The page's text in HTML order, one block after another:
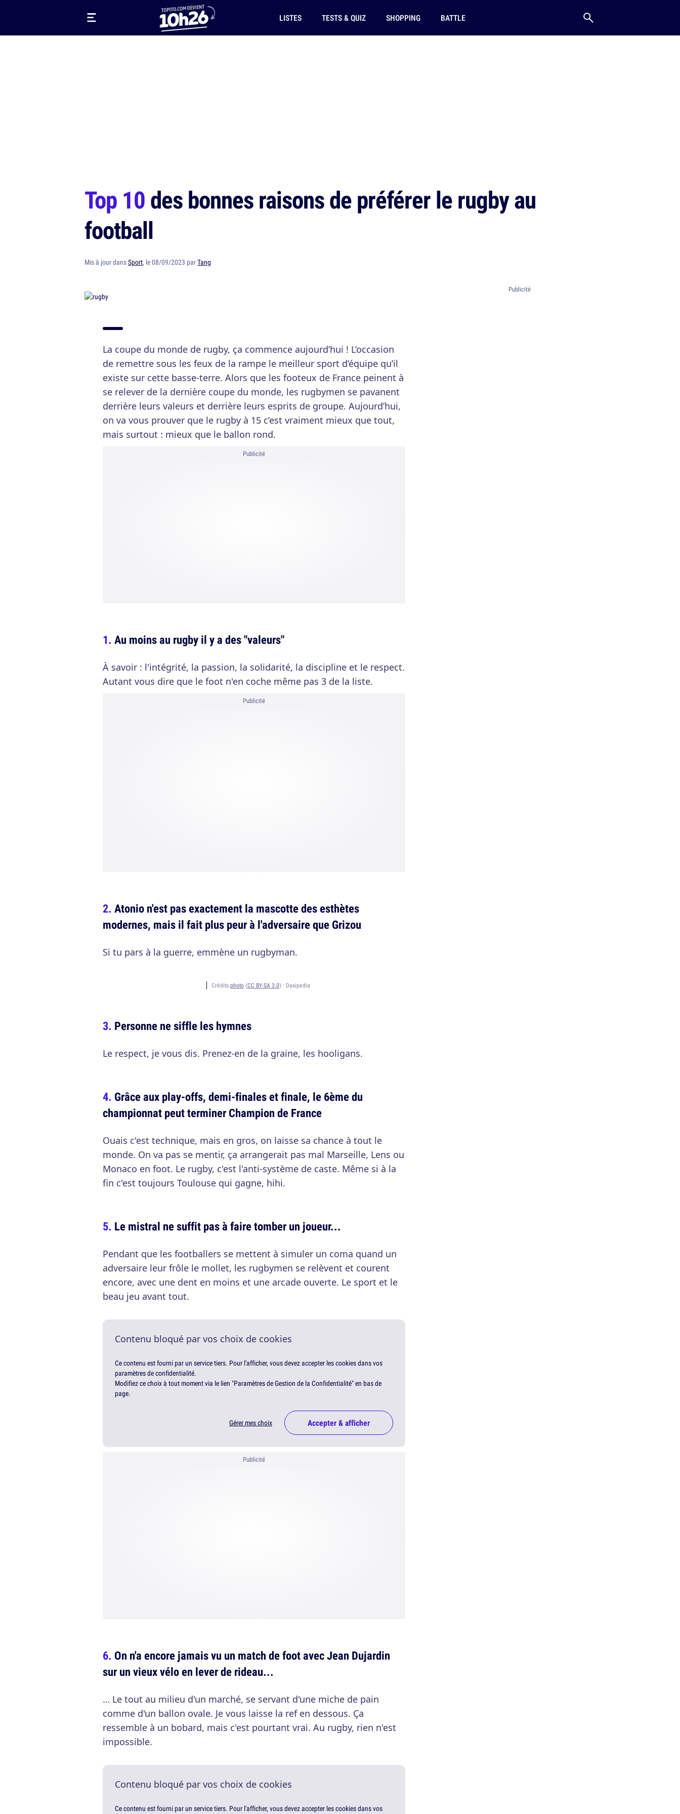
LISTES TESTS & QUIZ SHOPPING BATTLE
Top 10des bonnes raisons de préférer le rugby au
football
Mis à jour dansSport, le 08/09/2023 parTang
La coupe du monde de rugby, ça commence aujourd’hui ! L’occasion
de remettre sous les feux de la rampe le meilleur sport d’équipe qu’il
existe sur cette basse-terre. Alors que les footeux de France peinent à
se relever de la dernière coupe du monde, les rugbymen se pavanent
derrière leurs valeurs et derrière leurs esprits de groupe. Aujourd’hui,
on va vous prouver que le rugby à 15 c’est vraiment mieux que tout,
mais surtout : mieux que le ballon rond.
Publicité
Au moins au rugby il y a des "valeurs"
À savoir : l'intégrité, la passion, la solidarité, la discipline et le respect.
Autant vous dire que le foot n'en coche même pas 3 de la liste.
Publicité
Atonio n'est pas exactement la mascotte des esthètes
modernes, mais il fait plus peur à l'adversaire que Grizou
Si tu pars à la guerre, emmène un rugbyman.
Crédits photo(CC BY-SA 3.0) : Daxipedia
Personne ne siffle les hymnes
Le respect, je vous dis. Prenez-en de la graine, les hooligans.
Grâce aux play-offs, demi-finales et finale, le 6ème du
championnat peut terminer Champion de France
Ouais c'est technique, mais en gros, on laisse sa chance à tout le
monde. On va pas se mentir, ça arrangerait pas mal Marseille, Lens ou
Monaco en foot. Le rugby, c'est l'anti-système de caste. Même si à la
fin c'est toujours Toulouse qui gagne, hihi.
Le mistral ne suffit pas à faire tomber un joueur...
Pendant que les footballers se mettent à simuler un coma quand un
adversaire leur frôle le mollet, les rugbymen se relèvent et courent
encore, avec une dent en moins et une arcade ouverte. Le sport et le
beau jeu avant tout.
Contenu bloqué par vos choix de cookies
Ce contenu est fourni par un service tiers. Pour l'afficher, vous devez accepter les cookies dans vos
paramètres de confidentialité.
Modifiez ce choix à tout moment via le lien "Paramètres de Gestion de la Confidentialité" en bas de
page.
Gérer mes choix Accepter & afficher
Publicité
On n'a encore jamais vu un match de foot avec Jean Dujardin
sur un vieux vélo en lever de rideau...
… Le tout au milieu d'un marché, se servant d'une miche de pain
comme d'un ballon ovale. Je vous laisse la ref en dessous. Ça
ressemble à un bobard, mais c'est pourtant vrai. Au rugby, rien n'est
impossible.
Contenu bloqué par vos choix de cookies
Ce contenu est fourni par un service tiers. Pour l'afficher, vous devez accepter les cookies dans vos